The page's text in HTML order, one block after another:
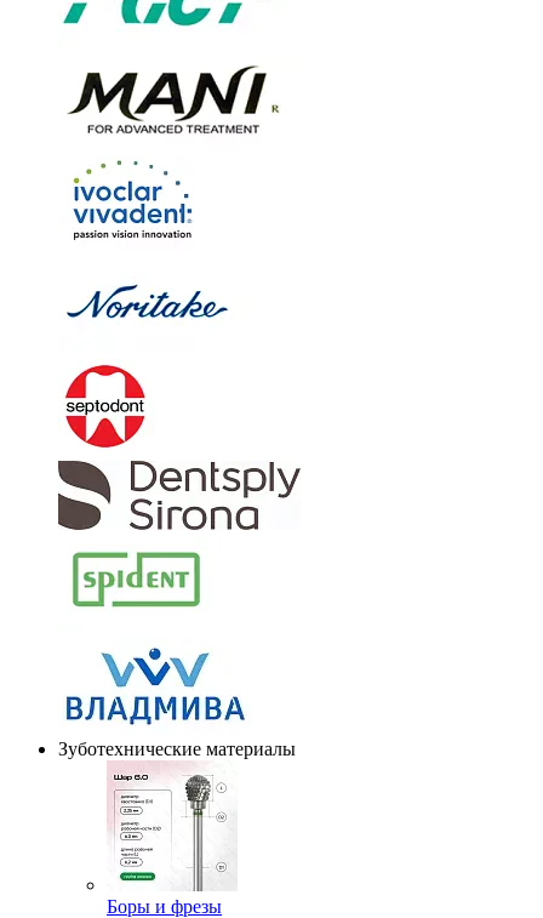
Зуботехнические материалы
Боры и фрезы